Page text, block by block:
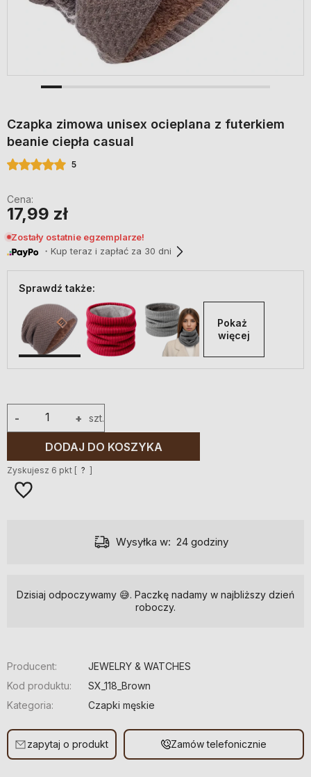
Czapka zimowa unisex ocieplana z futerkiem
beanie ciepła casual
5
Cena:
17,99 zł
Zostały ostatnie egzemplarze!
・Kup teraz i zapłać za 30 dni
Sprawdź także:
Pokaż
więcej
+
- szt.
DODAJ DO KOSZYKA
Zyskujesz 6 pkt [ ? ]
Wysyłka w: 24 godziny
Dzisiaj odpoczywamy 😅. Paczkę nadamy w najbliższy dzień
roboczy.
Producent:
JEWELRY & WATCHES
Kod produktu:
SX_118_Brown
Kategoria:
Czapki męskie
zapytaj o produkt Zamów telefonicznie